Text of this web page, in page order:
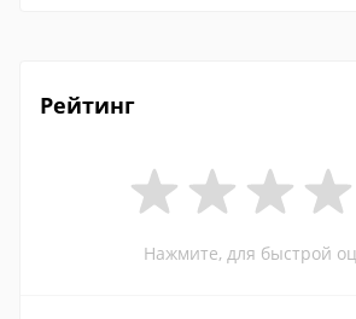
Рейтинг
Нажмите, для быстрой